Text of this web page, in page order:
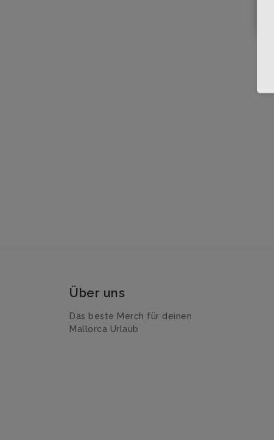
Über uns
Das beste Merch für deinen
Mallorca Urlaub